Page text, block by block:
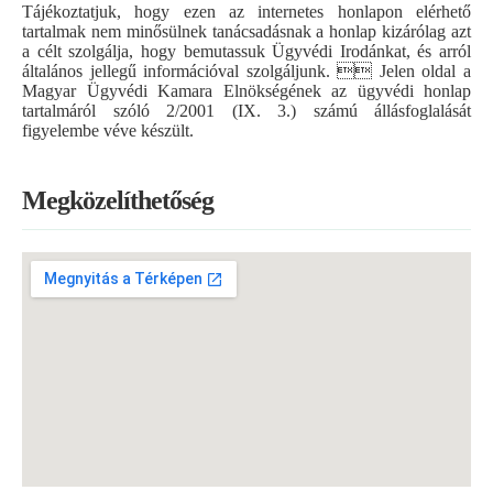
törvény és ügyvédi etikai szabályzat, normái szerint jár el,
ennek tartalmáról, a legfontosabb szabályokról az
alábbiakban tájékoztatjuk ügyfeleinket:
az ügyvéd a hivatásának gyakorlásával - törvényes
eszközökkel és módon - elősegíti megbízója jogainak
érvényesítését és kötelezettségeinek teljesítését;
jogvitáikat megegyezéssel intézzék el;
hatósága előtt eljárhat;
az ügyvéd minden ügyben elláthatja a megbízó jogi
az ügyvédnek hivatását a legjobb tudása szerint,
Tájékoztatjuk, hogy ezen az internetes honlapon elérhető
tartalmak nem minősülnek tanácsadásnak a honlap kizárólag azt
a célt szolgálja, hogy bemutassuk Ügyvédi Irodánkat, és arról
általános jellegű információval szolgáljunk.  Jelen oldal a
Magyar Ügyvédi Kamara Elnökségének az ügyvédi honlap
tartalmáról szóló 2/2001 (IX. 3.) számú állásfoglalását
figyelembe véve készült.
Megközelíthetőség